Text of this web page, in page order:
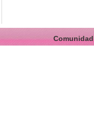
Comunidad